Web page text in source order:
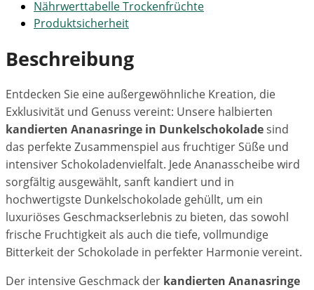
Nährwerttabelle Trockenfrüchte
Produktsicherheit
Beschreibung
Entdecken Sie eine außergewöhnliche Kreation, die
Exklusivität und Genuss vereint: Unsere halbierten
kandierten Ananasringe in Dunkelschokoladesind
das perfekte Zusammenspiel aus fruchtiger Süße und
intensiver Schokoladenvielfalt. Jede Ananasscheibe wird
sorgfältig ausgewählt, sanft kandiert und in
hochwertigste Dunkelschokolade gehüllt, um ein
luxuriöses Geschmackserlebnis zu bieten, das sowohl
frische Fruchtigkeit als auch die tiefe, vollmundige
Bitterkeit der Schokolade in perfekter Harmonie vereint.
Der intensive Geschmack der kandierten Ananasringe